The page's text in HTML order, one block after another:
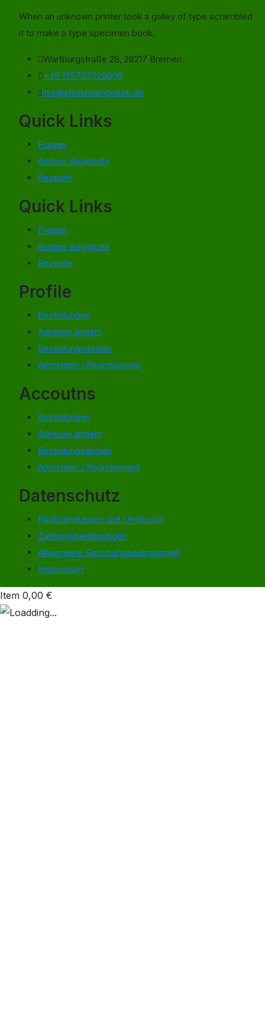
When an unknown printer took a galley of type scrambled
it to make a type specimen book.
Wartburgstraße 28, 28217 Bremen
+49 155737028008
nfo@afroshopndokoti.de
Quick Links
Fragen
Andere Angebote
Rezepte
Quick Links
Fragen
Andere Angebote
Rezepte
Profile
Bestellungen
Adresse ändern
Bestellungsdetails
Anmelden / Registrierung
Accoutns
Bestellungen
Adresse ändern
Bestellungsdetails
Anmelden / Registrierung
Datenschutz
Rücksendungen und Umtausch
Zahlungsbedingungen
Allgemeine Geschäftsbedingungen
Impressum
Item 0,00 €